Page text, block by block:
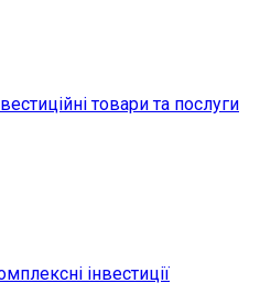
товари та послуги
інвестиції